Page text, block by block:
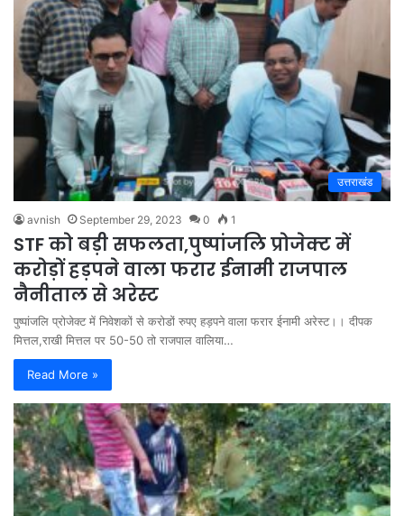
उत्तराखंड
avnish September 29, 2023 0 1
STF को बड़ी सफलता,पुष्पांजलि प्रोजेक्ट में
करोड़ों हड़पने वाला फरार ईनामी राजपाल
नैनीताल से अरेस्ट
पुष्पांजलि प्रोजेक्ट में निवेशकों से करोडों रुपए हड़पने वाला फरार ईनामी अरेस्ट।। दीपक
मित्तल,राखी मित्तल पर 50-50 तो राजपाल वालिया…
Read More »